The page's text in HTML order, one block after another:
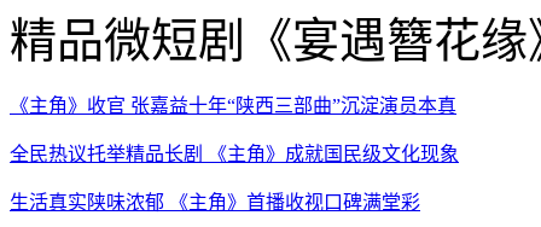
精品微短剧《宴遇簪花
《主角》收官 张嘉益十年“陕西三部曲”沉淀演员本真
全民热议托举精品长剧 《主角》成就国民级文化现象
生活真实陕味浓郁 《主角》首播收视口碑满堂彩